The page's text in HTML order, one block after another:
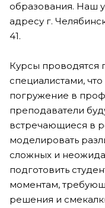
образования. Наш
адресу г.
41.
Курсы проводятся
специалистами,
погружение в
преподаватели
встречающиеся в
моделировать
сложных и
подготовить
моментам,
решения и